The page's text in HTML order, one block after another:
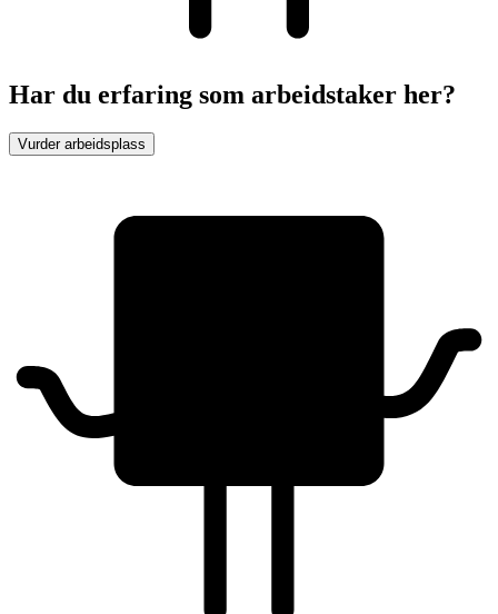
Har du erfaring som arbeidstaker her?
Vurder arbeidsplass